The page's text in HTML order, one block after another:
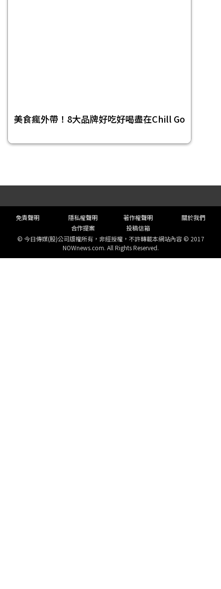
美食瘋外帶！8大品牌好吃好喝盡在Chill Go
© 今日傳媒(股)公司版權所有，非經授權，不許轉載本網站內容 © 2017
NOWnews.com. All Rights Reserved.
頁尾選單
免責聲明 隱私權聲明 著作權聲明
關於我們
合作提案
投稿信箱